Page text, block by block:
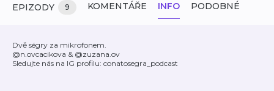
EPIZODY 9 KOMENTÁŘE INFO PODOBNÉ
Dvě ségry za mikrofonem.
@n.ovcacikova & @zuzana.ov
Sledujte nás na IG profilu: conatosegra_podcast